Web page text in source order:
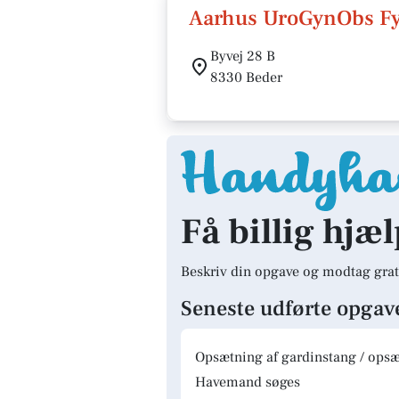
Aarhus UroGynObs
Byvej 28 B
8330 Beder
Få billig
Beskriv din opgave og modtag
Seneste udførte
Opsætning af gardinstang /
Havemand søges